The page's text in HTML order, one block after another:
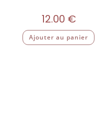
12.00 €
Ajouter au panier